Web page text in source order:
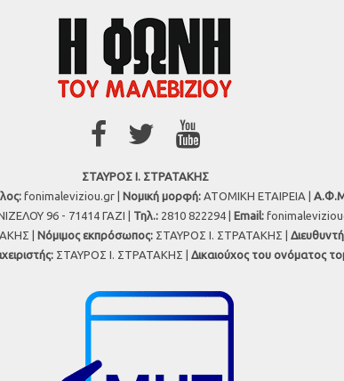
ΣΤΑΥΡΟΣ Ι. ΣΤΡΑΤΑΚΗΣ
fonimaleviziou.gr | Νομική μορφή: ΑΤΟΜΙΚΗ ΕΤΑΙΡΕΙΑ |
96 - 71414 ΓΑΖΙ | Τηλ.: 2810 822294 | Εmail:
| Νόμιμος εκπρόσωπος: ΣΤΑΥΡΟΣ Ι. ΣΤΡΑΤΑΚΗΣ |
ΣΤΑΥΡΟΣ Ι. ΣΤΡΑΤΑΚΗΣ | Δικαιούχος του ονόματος